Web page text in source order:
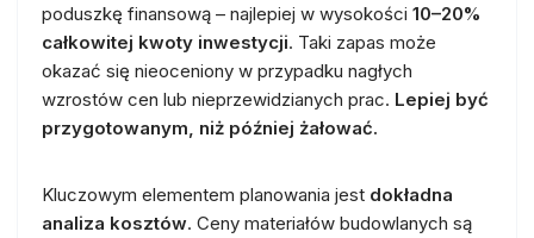
poduszkę finansową – najlepiej w wysokości 10–20%
całkowitej kwoty inwestycji. Taki zapas może
okazać się nieoceniony w przypadku nagłych
wzrostów cen lub nieprzewidzianych prac. Lepiej być
przygotowanym, niż później żałować.
Kluczowym elementem planowania jest dokładna
analiza kosztów. Ceny materiałów budowlanych są